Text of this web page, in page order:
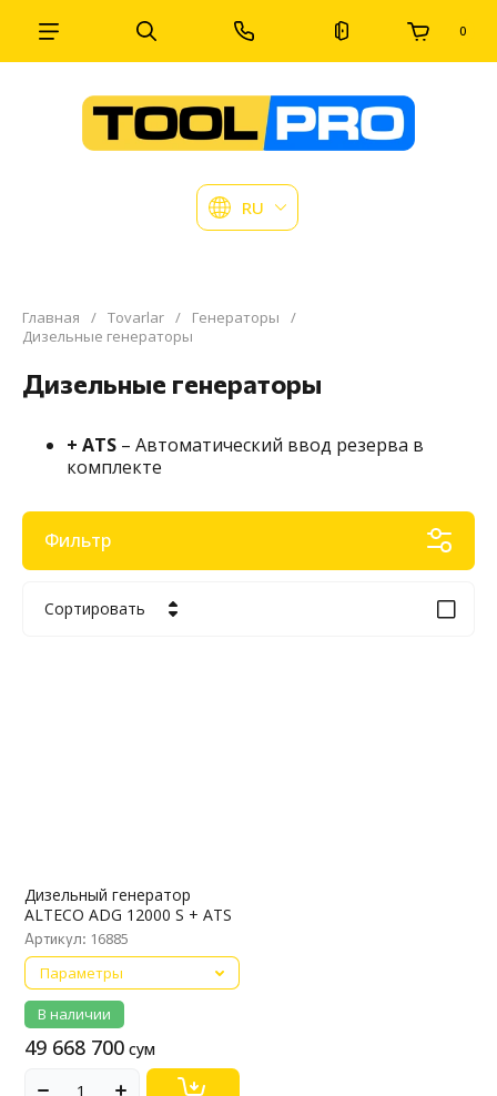
RU
0
Главная / Tovarlar / Генераторы
/
Дизельные генераторы
Дизельные генераторы
+ ATS – Автоматический ввод резерва в
комплекте
Фильтр
Сортировать
Дизельный генератор
ALTECO ADG 12000 S + ATS
Артикул: 16885
Параметры
В наличии
49 668 700 сум